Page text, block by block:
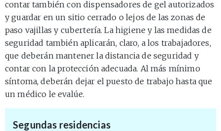
contar también con dispensadores de gel autorizados
y guardar en un sitio cerrado o lejos de las zonas de
paso vajillas y cubertería. La higiene y las medidas de
seguridad también aplicarán, claro, a los trabajadores,
que deberán mantener la distancia de seguridad y
contar con la protección adecuada. Al más mínimo
síntoma, deberán dejar el puesto de trabajo hasta que
un médico le evalúe.
Segundas residencias